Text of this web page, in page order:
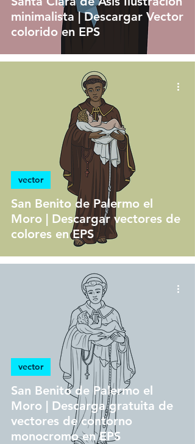
minimalista | Descargar Vector
colorido en EPS
San Benito de Palermo el
Moro | Descargar vectores de
colores en EPS
vector
San Benito de Palermo el
Moro | Descarga gratuita de
vectores de contorno
monocromo en EPS
vector